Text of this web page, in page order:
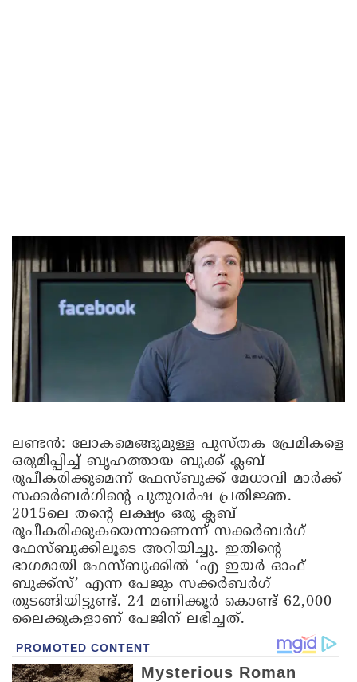
ലണ്ടൻ: ലോകമെങ്ങുമുള്ള പുസ്തക പ്രേമികളെ
ഒരുമിപ്പിച്ച് ബൃഹത്തായ ബുക്ക് ക്ലബ്
രൂപീകരിക്കുമെന്ന് ഫേസ്ബുക്ക് മേധാവി മാർക്ക്
സക്കർബർഗിന്റെ പുതുവർഷ പ്രതിജ്ഞ.
2015ലെ തന്റെ ലക്ഷ്യം ഒരു ക്ലബ്
രൂപീകരിക്കുകയെന്നാണെന്ന് സക്കർബർഗ്
ഫേസ്ബുക്കിലൂടെ അറിയിച്ചു. ഇതിന്റെ
ഭാഗമായി ഫേസ്ബുക്കിൽ ‘എ ഇയർ ഓഫ്
ബുക്ക്‌സ്’ എന്ന പേജും സക്കർബർഗ്
തുടങ്ങിയിട്ടുണ്ട്. 24 മണിക്കൂർ കൊണ്ട് 62,000
ലൈക്കുകളാണ് പേജിന് ലഭിച്ചത്.